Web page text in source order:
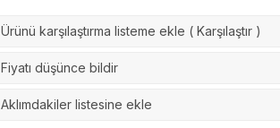
Ürünü karşılaştırma listeme ekle ( Karşılaştır )
Fiyatı düşünce bildir
Aklımdakiler listesine ekle